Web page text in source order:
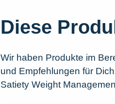
Diese
Wir haben Produkte im
und Empfehlungen für
Satiety Weight